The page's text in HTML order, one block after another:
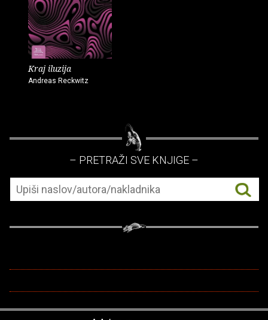
Kraj iluzija
Andreas Reckwitz
– PRETRAŽI SVE KNJIGE –